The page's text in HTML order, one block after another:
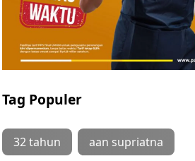
Tag Populer
32 tahun aan supriatna